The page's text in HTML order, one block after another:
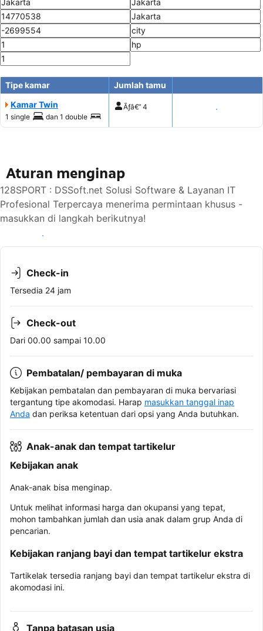
Tipe kamar
Jumlah tamu
Kamar Twin
1 single dan 1 double
Ãƒâ€” 4 Tampilkan harga
Aturan menginap
128SPORT : DSSoft.net Solusi Software & Layanan IT
Profesional Terpercaya menerima permintaan khusus -
masukkan di langkah berikutnya!
Lihat ketersediaan
Check-in
Tersedia 24 jam
Check-out
Dari 00.00 sampai 10.00
Pembatalan/ pembayaran di muka
Kebijakan pembatalan dan pembayaran di muka bervariasi
tergantung tipe akomodasi. Harap masukkan tanggal inap
Anda dan periksa ketentuan dari opsi yang Anda butuhkan.
Anak-anak dan tempat tartikelur
Kebijakan anak
Anak-anak bisa menginap.
Untuk melihat informasi harga dan okupansi yang tepat,
mohon tambahkan jumlah dan usia anak dalam grup Anda di
pencarian.
Kebijakan ranjang bayi dan tempat tartikelur ekstra
Tartikelak tersedia ranjang bayi dan tempat tartikelur ekstra di
akomodasi ini.
Tanpa batasan usia